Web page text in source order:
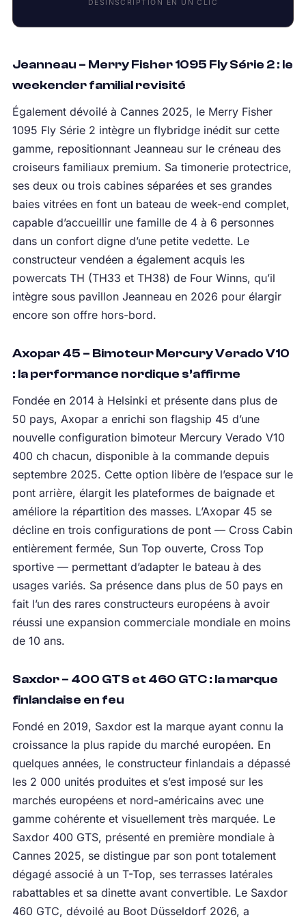
DÉSINSCRIPTION EN UN CLIC
Jeanneau – Merry Fisher 1095 Fly Série 2 : le
weekender familial revisité
Également dévoilé à Cannes 2025, le Merry Fisher
1095 Fly Série 2 intègre un flybridge inédit sur cette
gamme, repositionnant Jeanneau sur le créneau des
croiseurs familiaux premium. Sa timonerie protectrice,
ses deux ou trois cabines séparées et ses grandes
baies vitrées en font un bateau de week-end complet,
capable d’accueillir une famille de 4 à 6 personnes
dans un confort digne d’une petite vedette. Le
constructeur vendéen a également acquis les
powercats TH (TH33 et TH38) de Four Winns, qu’il
intègre sous pavillon Jeanneau en 2026 pour élargir
encore son offre hors-bord.
Axopar 45 – Bimoteur Mercury Verado V10
: la performance nordique s’affirme
Fondée en 2014 à Helsinki et présente dans plus de
50 pays, Axopar a enrichi son flagship 45 d’une
nouvelle configuration bimoteur Mercury Verado V10
400 ch chacun, disponible à la commande depuis
septembre 2025. Cette option libère de l’espace sur le
pont arrière, élargit les plateformes de baignade et
améliore la répartition des masses. L’Axopar 45 se
décline en trois configurations de pont — Cross Cabin
entièrement fermée, Sun Top ouverte, Cross Top
sportive — permettant d’adapter le bateau à des
usages variés. Sa présence dans plus de 50 pays en
fait l’un des rares constructeurs européens à avoir
réussi une expansion commerciale mondiale en moins
de 10 ans.
Saxdor – 400 GTS et 460 GTC : la marque
finlandaise en feu
Fondé en 2019, Saxdor est la marque ayant connu la
croissance la plus rapide du marché européen. En
quelques années, le constructeur finlandais a dépassé
les 2 000 unités produites et s’est imposé sur les
marchés européens et nord-américains avec une
gamme cohérente et visuellement très marquée. Le
Saxdor 400 GTS, présenté en première mondiale à
Cannes 2025, se distingue par son pont totalement
dégagé associé à un T-Top, ses terrasses latérales
rabattables et sa dinette avant convertible. Le Saxdor
460 GTC, dévoilé au Boot Düsseldorf 2026, a